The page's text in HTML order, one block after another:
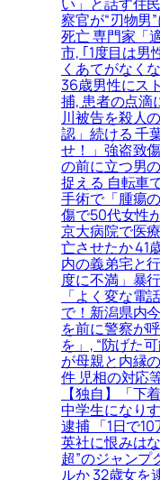
察官が“刃物男
死亡 専門家「
市, ｢1度目は
くあてがなく
36歳男性にス
捕, 患者の点滴
川被告を殺人
認」続ける 千
せ！」強盗致
の前に立つ男
捉える 自転車
手術で「腫瘍
傷で50代女性
京大病院で医
亡させたか 41
内の義弟宅と
度に不満」暴
「よく変な電
で！新潟県内
を前に警察が
を」, “防げた
が母親と内縁
件 児相の対応
【独自】「下
中学生になり
逮捕 「1日で
英社に恨みは
超”のジャンプ
ルか 32歳女を